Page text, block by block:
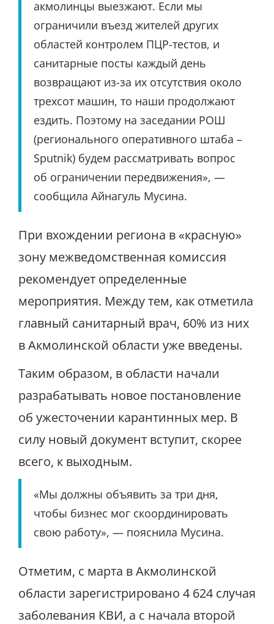
акмолинцы выезжают. Если мы
ограничили въезд жителей других
областей контролем ПЦР-тестов, и
санитарные посты каждый день
возвращают из-за их отсутствия около
трехсот машин, то наши продолжают
ездить. Поэтому на заседании РОШ
(регионального оперативного штаба –
Sputnik) будем рассматривать вопрос
об ограничении передвижения», —
сообщила Айнагуль Мусина.
При вхождении региона в «красную»
зону межведомственная комиссия
рекомендует определенные
мероприятия. Между тем, как отметила
главный санитарный врач, 60% из них
в Акмолинской области уже введены.
Таким образом, в области начали
разрабатывать новое постановление
об ужесточении карантинных мер. В
силу новый документ вступит, скорее
всего, к выходным.
«Мы должны объявить за три дня,
чтобы бизнес мог скоординировать
свою работу», — пояснила Мусина.
Отметим, с марта в Акмолинской
области зарегистрировано 4 624 случая
заболевания КВИ, а с начала второй